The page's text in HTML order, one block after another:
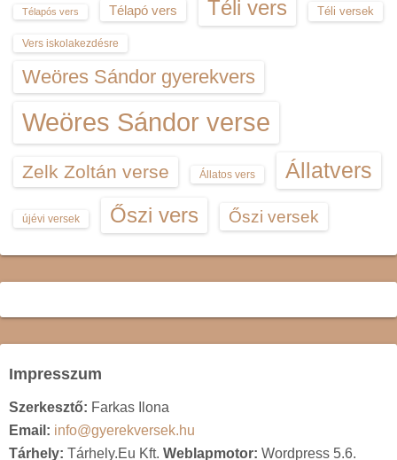
Télapós vers Télapó vers Téli vers Téli versek
Vers iskolakezdésre
Weöres Sándor gyerekvers
Weöres Sándor verse
Zelk Zoltán verse Állatos vers Állatvers
újévi versek Őszi vers Őszi versek
Impresszum
Szerkesztő: Farkas Ilona
Email: info@gyerekversek.hu
Tárhely: Tárhely.Eu Kft. Weblapmotor: Wordpress 5.6.